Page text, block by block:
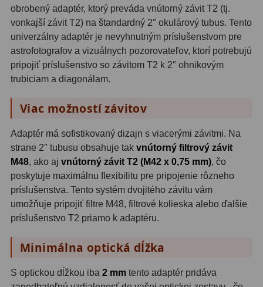
Planetárne7
Farebné66
Astro príslušenstvo175
Redukcia 1,25" a 2"17
Okulárové výťahy a ostrenie1
Hľadáčiky25
Binohlavy3
Kolimátory22
Čistiace prostriedky28
Púzdra a kufre64
obrobený adaptér, ktorý preváda vnútorný závit T2 (tj.
vonkajší závit T2) na štandardný 2″ okulárový tubus. Tento
univerzálny adaptér je nevyhnutným príslušenstvom pre
astrofotografov a vizuálnych pozorovateľov, ktorí potrebujú
pripojiť príslušenstvo so závitom T2 k 2″ ohnikovým
trubiciam a diagonálam.
Viac možností závitov
Adaptér má sofistikovaný dizajn s viacerými závitmi. Na
strane 2″ tubusu obsahuje tak vnútorný filtrový závit
M48, ako aj vnútorný závit T2 (M42 x 0,75 mm), čo
poskytuje maximálnu flexibilitu pre pripojenie rôzneho
príslušenstva. Tento systém dvojitého závitu vám
umožňuje pripojiť filtre M48, filtrové kolieska alebo ďalšie
príslušenstvo T2 priamo k adaptéru.
Minimálna optická dĺžka
S optickou dĺžkou iba 2 mm tento adaptér pridáva